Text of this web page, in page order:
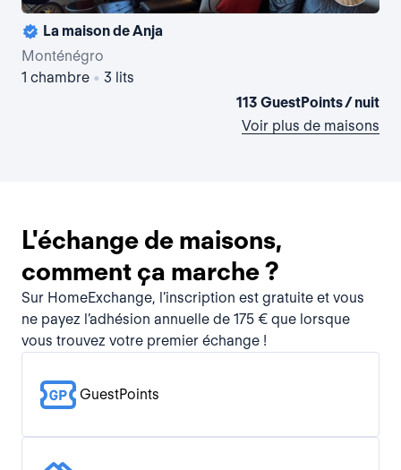
La maison de Anja
Monténégro
1 chambre • 3 lits
113 GuestPoints / nuit
Voir plus de maisons
L'échange de maisons,
comment ça marche ?
Sur HomeExchange, l’inscription est gratuite et vous
ne payez l’adhésion annuelle de 175 € que lorsque
vous trouvez votre premier échange !
GuestPoints